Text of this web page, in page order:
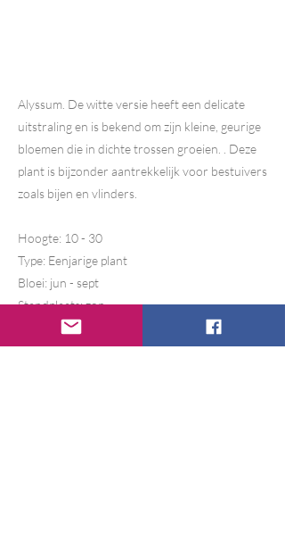
Alyssum. De witte versie heeft een delicate
uitstraling en is bekend om zijn kleine, geurige
bloemen die in dichte trossen groeien. . Deze
plant is bijzonder aantrekkelijk voor bestuivers
zoals bijen en vlinders.
Hoogte: 10 - 30
Type: Eenjarige plant
Bloei: jun - sept
Standplaats: zon
Zaaien: